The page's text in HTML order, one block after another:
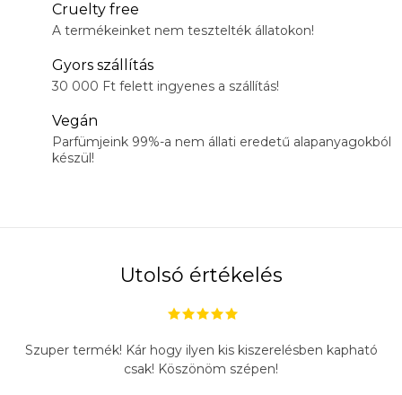
Cruelty free
A termékeinket nem tesztelték állatokon!
Gyors szállítás
30 000 Ft felett ingyenes a szállítás!
Vegán
Parfümjeink 99%-a nem állati eredetű alapanyagokból
készül!
Utolsó értékelés
Szuper termék! Kár hogy ilyen kis kiszerelésben kapható
csak! Köszönöm szépen!